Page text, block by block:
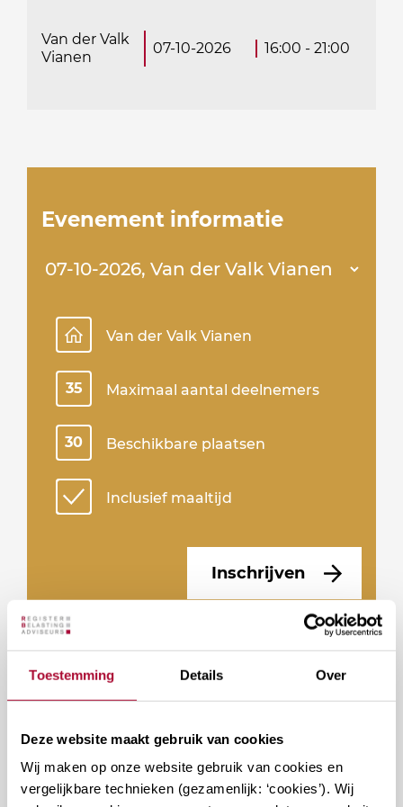
Toestemming Details Over
Deze website maakt gebruik van cookies
Wij maken op onze website gebruik van cookies en
vergelijkbare technieken (gezamenlijk: ‘cookies’). Wij
Van der Valk
Vianen
07-10-2026 16:00 - 21:00
Evenement informatie
Van der Valk Vianen
35 Maximaal aantal deelnemers
30 Beschikbare plaatsen
Inclusief maaltijd
Inschrijven
Docenten